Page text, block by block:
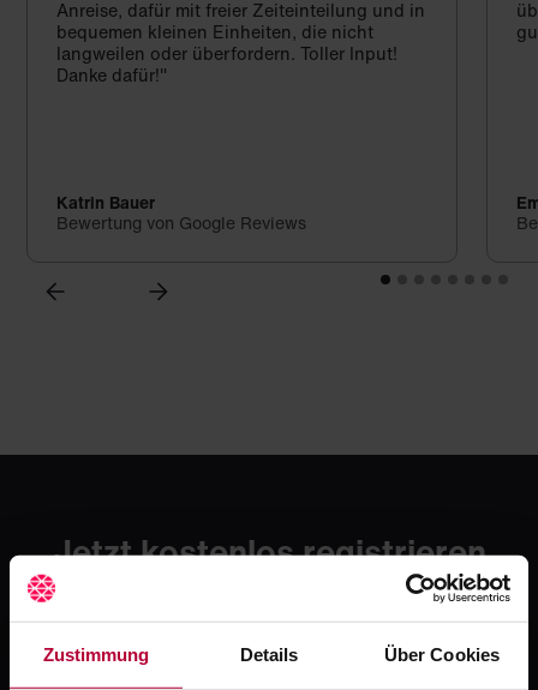
Zustimmung Details Über Cookies
Anreise, dafür mit freier Zeiteinteilung und in
bequemen kleinen Einheiten, die nicht
langweilen oder überfordern. Toller Input!
Danke dafür!"
Katrin Bauer
Bewertung von Google Reviews
Jetzt kostenlos registrieren
Erlebe mit Crocodile die moderne Art zahnmedizinischer
Fortbildung. Starte mit einer kostenlosen Testphase -
danach ab 49 € / Monat.